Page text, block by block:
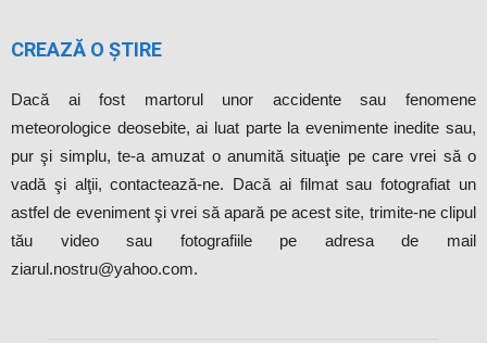
CREAZĂ O ȘTIRE
Dacă ai fost martorul unor accidente sau fenomene
meteorologice deosebite, ai luat parte la evenimente inedite sau,
pur şi simplu, te-a amuzat o anumită situaţie pe care vrei să o
vadă şi alţii, contactează-ne. Dacă ai filmat sau fotografiat un
astfel de eveniment şi vrei să apară pe acest site, trimite-ne clipul
tău video sau fotografiile pe adresa de mail
ziarul.nostru@yahoo.com.